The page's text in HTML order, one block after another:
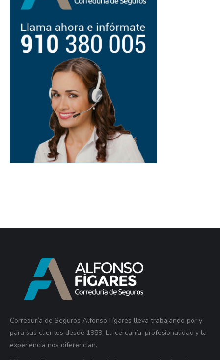
Correduría de Seguros Alfonso Fígares lleva trabajando por y
para sus clientes desde 1989. La cercanía, profesionalidad y la
experiencia nos diferencian.